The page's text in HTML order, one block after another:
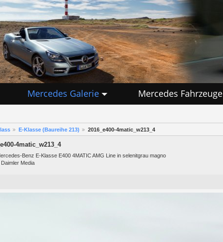
Mercedes Galerie Mercedes Fahrzeuge
E-Klasse (Baureihe 213) 2016_e400-4matic_w213_4
4matic_w213_4
Benz E-Klasse E400 4MATIC AMG Line in selenitgrau magno
Media